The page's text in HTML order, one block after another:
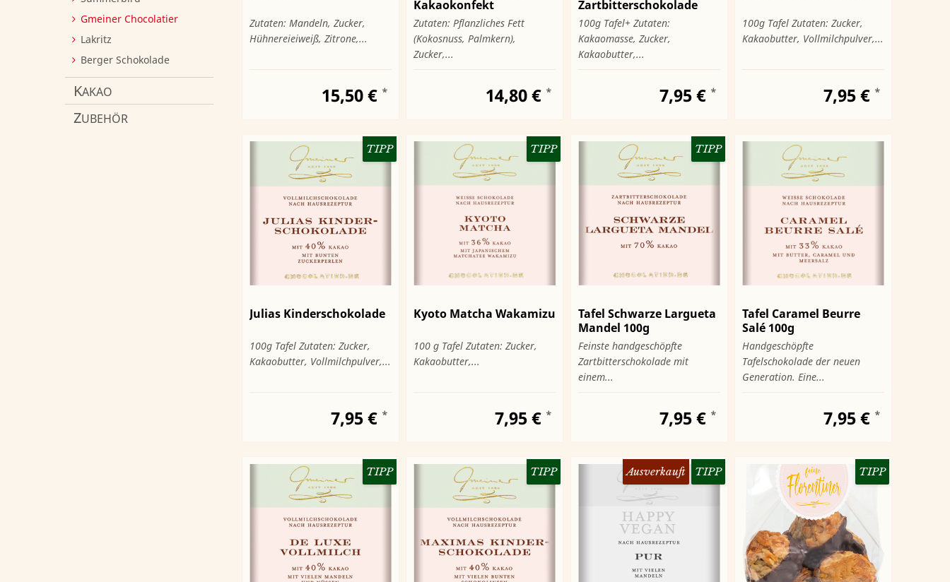
Gmeiner Chocolatier
Lakritz
Berger Schokolade
KAKAO
ZUBEHÖR
Zutaten: Mandeln, Zucker,
Hühnereieiweiß, Zitrone,...
15,50 € *
Kakaokonfekt
Zutaten: Pflanzliches Fett
(Kokosnuss, Palmkern),
Zucker,...
14,80 € *
Zartbitterschokolade
100g Tafel+ Zutaten:
Kakaomasse, Zucker,
Kakaobutter,...
7,95 € *
100g Tafel Zutaten: Zucker,
Kakaobutter, Vollmilchpulver,...
7,95 € *
TIPP
Julias Kinderschokolade
100g Tafel Zutaten: Zucker,
Kakaobutter, Vollmilchpulver,...
7,95 € *
TIPP
Kyoto Matcha Wakamizu
100 g Tafel Zutaten: Zucker,
Kakaobutter,...
7,95 € *
TIPP
Tafel Schwarze Largueta
Mandel 100g
Feinste handgeschöpfte
Zartbitterschokolade mit
einem...
7,95 € *
Tafel Caramel Beurre
Salé 100g
Handgeschöpfte
Tafelschokolade der neuen
Generation. Eine...
7,95 € *
TIPP TIPP TIPP
Ausverkauft TIPP